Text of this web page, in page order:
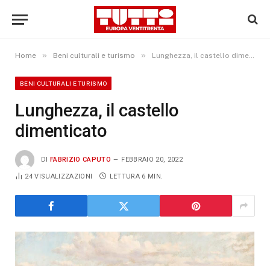
Home » Beni culturali e turismo » Lunghezza, il castello dimenticato
BENI CULTURALI E TURISMO
Lunghezza, il castello
dimenticato
DI FABRIZIO CAPUTO FEBBRAIO 20, 2022
24VISUALIZZAZIONI LETTURA 6 MIN.